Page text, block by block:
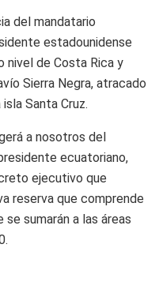
del mandatario
estadounidense
nivel de Costa Rica y
Sierra Negra, atracado
Santa Cruz.
a nosotros del
ecuatoriano,
ejecutivo que
reserva que comprende
sumarán a las áreas